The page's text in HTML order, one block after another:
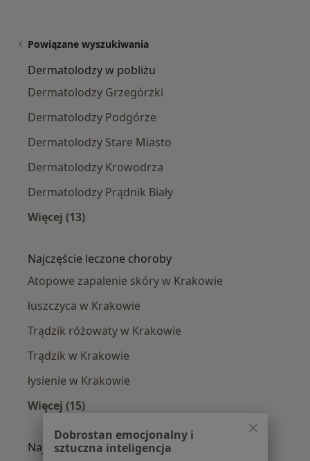
Powiązane wyszukiwania
Dermatolodzy w pobliżu
Dermatolodzy Grzegórzki
Dermatolodzy Podgórze
Dermatolodzy Stare Miasto
Dermatolodzy Krowodrza
Dermatolodzy Prądnik Biały
Więcej (13)
Najczęście leczone choroby
Atopowe zapalenie skóry w Krakowie
łuszczyca w Krakowie
Trądzik różowaty w Krakowie
Trądzik w Krakowie
łysienie w Krakowie
Więcej (15)
Więcej w kategorii: Najczęście leczone
Najpopularniejsze ubezpieczenia
Dobrostan emocjonalny i
sztuczna inteligencja